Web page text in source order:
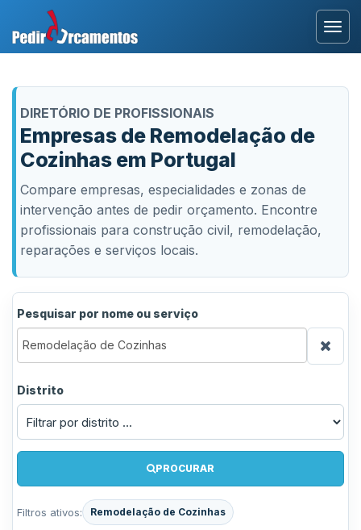
DIRETÓRIO DE PROFISSIONAIS
Empresas de Remodelação de
Cozinhas em Portugal
Compare empresas, especialidades e zonas de
intervenção antes de pedir orçamento. Encontre
profissionais para construção civil, remodelação,
reparações e serviços locais.
Pesquisar por nome ou serviço
Distrito
PROCURAR
Filtros ativos: Remodelação de Cozinhas
Entrar
Área Profissional
Como Funciona?
Testemunhos